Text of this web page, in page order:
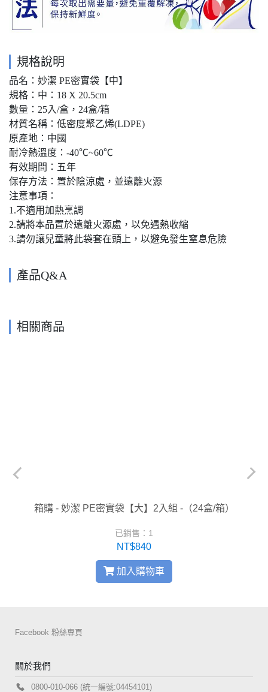
規格說明
品名：妙潔 PE密實袋【中】
規格：中：18 X 20.5cm
數量：25入/盒，24盒/箱
材質名稱：低密度聚乙烯(LDPE)
原產地：中國
耐冷熱溫度：-40℃~60℃
有效期間：五年
保存方法：置於陰涼處，並遠離火源
注意事項：
1.不適用加熱烹調
2.請將本品置於遠離火源處，以免遇熱收縮
3.請勿讓兒童將此袋套在頭上，以避免發生窒息危險
產品Q&A
相關商品
箱購 - 妙潔 PE密實袋【大】2入組 -（24盒/箱）
已銷售：1
NT$840
加入購物車
關於我們
0800-010-066 (統一編號:04454101)
Facebook 粉絲專頁